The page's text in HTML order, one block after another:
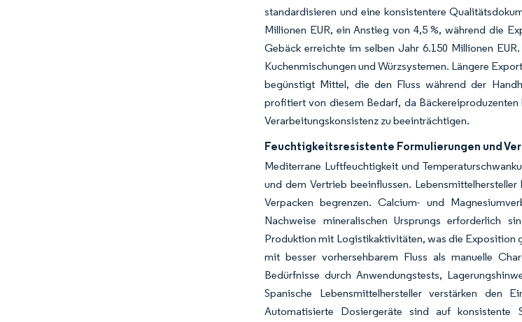
standardisieren und eine konsistentere
Millionen EUR, ein Anstieg von 4,5 %, während die
Gebäck erreichte im selben Jahr 6.150 Millionen
Kuchenmischungen und Würzsystemen. Längere
begünstigt Mittel, die den Fluss während der
profitiert von diesem Bedarf, da
Verarbeitungskonsistenz zu beeinträchtigen.
Feuchtigkeitsresistente Formulierungen und
Mediterrane Luftfeuchtigkeit und
und dem Vertrieb beeinflussen.
Verpacken begrenzen. Calcium- und
Nachweise mineralischen Ursprungs erforderlich
Produktion mit Logistikaktivitäten, was die Exposition
mit besser vorhersehbarem Fluss als manuelle
Bedürfnisse durch Anwendungstests,
Spanische Lebensmittelhersteller verstärken den
Automatisierte Dosiergeräte sind auf konsistente